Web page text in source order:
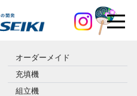
オーダーメイド
充填機
組立機